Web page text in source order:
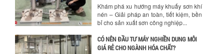
Khám phá xu hướng máy khuấy sơn khí
nén – Giải pháp an toàn, tiết kiệm, bền
bỉ cho sản xuất sơn công nghiệp...
CÓ NÊN ĐẦU TƯ MÁY NGHIỀN DUNG MÔI
GIÁ RẺ CHO NGÀNH HÓA CHẤT?